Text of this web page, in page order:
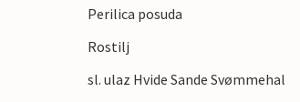
Perilica posuda
Rostilj
sl. ulaz Hvide Sande Svømmehal